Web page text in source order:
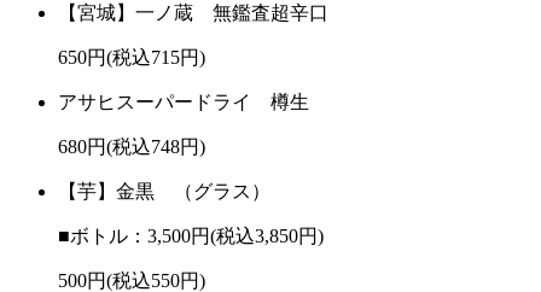
【宮城】一ノ蔵 無鑑査超辛口
650円(税込715円)
アサヒスーパードライ 樽生
680円(税込748円)
【芋】金黒 （グラス）
■ボトル：3,500円(税込3,850円)
500円(税込550円)